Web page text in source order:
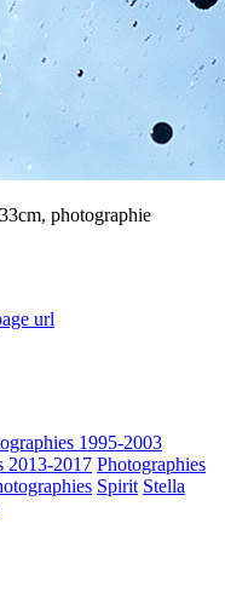
photographie
url
1995-2003
2013-2017 Photographies
Spirit Stella